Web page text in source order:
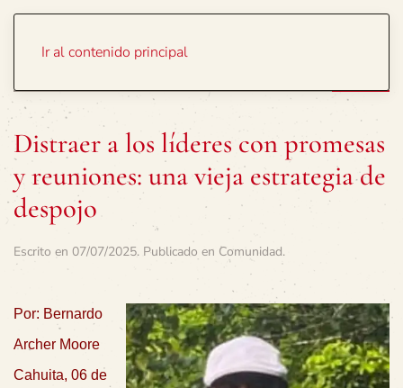
Ir al contenido principal
Distraer a los líderes con promesas
y reuniones: una vieja estrategia de
despojo
Escrito en 07/07/2025. Publicado en Comunidad.
Por: Bernardo
Archer Moore
Cahuita, 06 de